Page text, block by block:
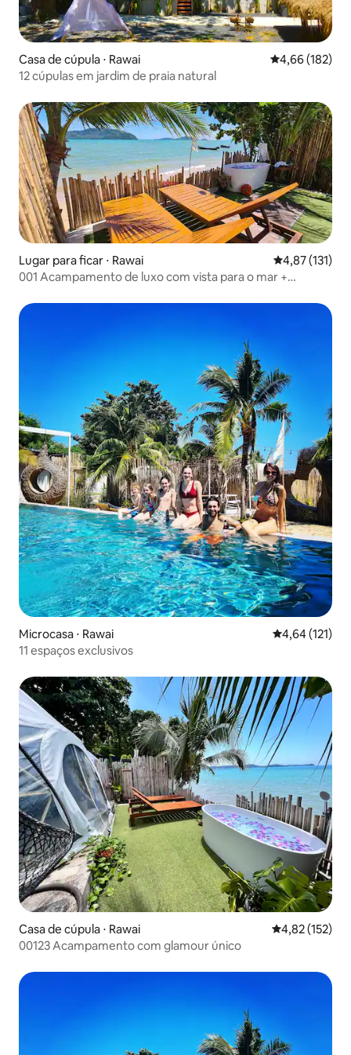
Casa de cúpula ⋅ Rawai 4,66 de uma
4,66 (182)
12 cúpulas em jardim de praia natural
Lugar para ficar ⋅ Rawai 4,87 de uma
4,87 (131)
001 Acampamento de luxo com vista para o mar +
Microcasa ⋅ Rawai 4,64 de uma
4,64 (121)
11 espaços exclusivos
Casa de cúpula ⋅ Rawai 4,82 de uma
4,82 (152)
00123 Acampamento com glamour único